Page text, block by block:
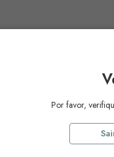
Por favor,